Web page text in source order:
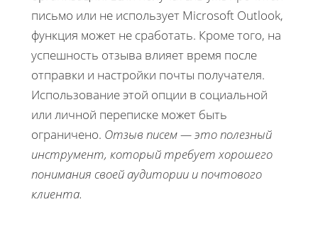
письмо или не использует Microsoft Outlook,
функция может не сработать. Кроме того, на
успешность отзыва влияет время после
отправки и настройки почты получателя.
Использование этой опции в социальной
или личной переписке может быть
ограничено. Отзыв писем — это полезный
инструмент, который требует хорошего
понимания своей аудитории и почтового
клиента.